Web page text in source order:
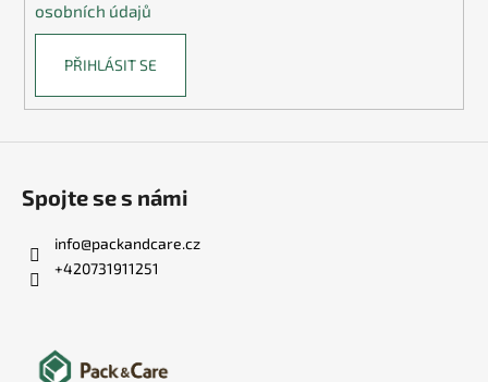
osobních údajů
PŘIHLÁSIT SE
Spojte se s námi
info@packandcare.cz
+420731911251